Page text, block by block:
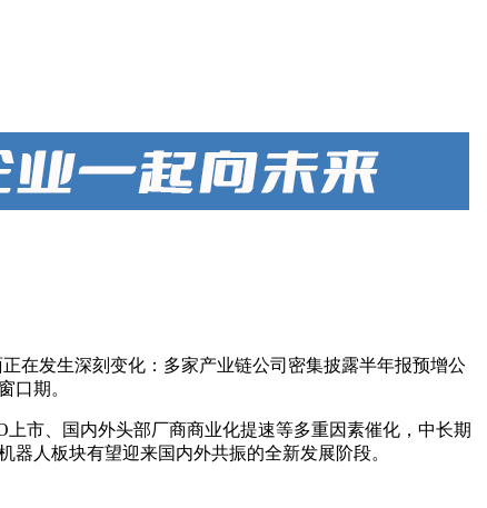
在发生深刻变化：多家产业链公司密集披露半年报预增公
口期。
市、国内外头部厂商商业化提速等多重因素催化，中长期
人板块有望迎来国内外共振的全新发展阶段。